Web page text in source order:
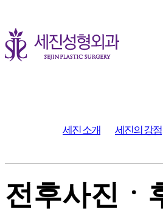
세진 소개 세진의 강점
전후사진ㆍ